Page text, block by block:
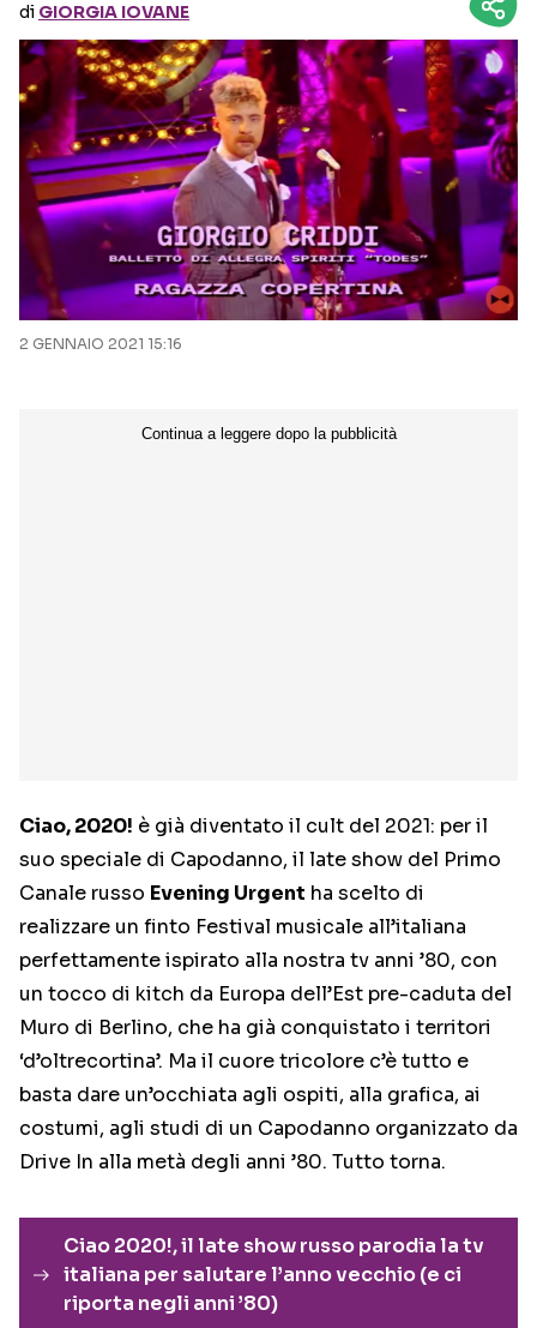
Seguici sui social
di GIORGIA IOVANE
2 GENNAIO 2021 15:16
Ciao, 2020! è già diventato il cult del 2021: per il
suo speciale di Capodanno, il late show del Primo
Canale russo Evening Urgent ha scelto di
realizzare un finto Festival musicale all’italiana
perfettamente ispirato alla nostra tv anni ’80, con
un tocco di kitch da Europa dell’Est pre-caduta del
Muro di Berlino, che ha già conquistato i territori
‘d’oltrecortina’. Ma il cuore tricolore c’è tutto e
basta dare un’occhiata agli ospiti, alla grafica, ai
costumi, agli studi di un Capodanno organizzato da
Drive In alla metà degli anni ’80. Tutto torna.
Ciao 2020!, il late show russo parodia la tv
italiana per salutare l’anno vecchio (e ci
riporta negli anni ’80)